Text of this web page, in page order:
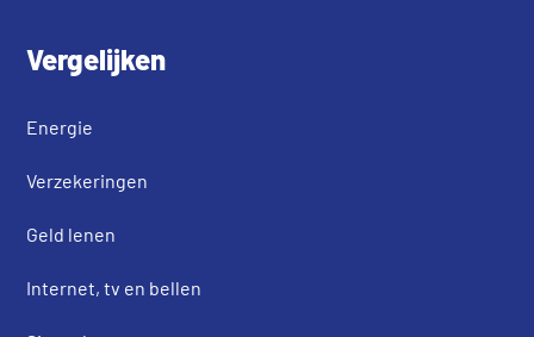
Vergelijken
Energie
Verzekeringen
Geld lenen
Internet, tv en bellen